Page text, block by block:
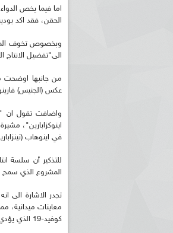
اما فيما يخص
الحقن، فقد اكد
وبخصوص تخوف
الى"تفضيل الانتاج
من جانبها اوضحت
عكس (الجنيس)
واضافت تقول ان
اينوكزابارين"،
في اينوهاب
المشروع الذي سمح بوقف استيراد
تجدر الاشارة الى
معاينات ميدانية،
كوفيد-19 الذي يؤدي الى اضطرابات في التخثر.